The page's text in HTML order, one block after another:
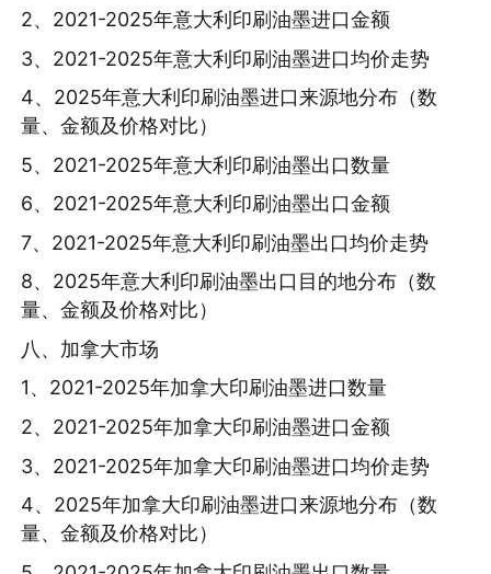
2、2021-2025年意大利印刷油墨进口金额
3、2021-2025年意大利印刷油墨进口均价走势
4、2025年意大利印刷油墨进口来源地分布（数
量、金额及价格对比）
5、2021-2025年意大利印刷油墨出口数量
6、2021-2025年意大利印刷油墨出口金额
7、2021-2025年意大利印刷油墨出口均价走势
8、2025年意大利印刷油墨出口目的地分布（数
量、金额及价格对比）
八、加拿大市场
1、2021-2025年加拿大印刷油墨进口数量
2、2021-2025年加拿大印刷油墨进口金额
3、2021-2025年加拿大印刷油墨进口均价走势
4、2025年加拿大印刷油墨进口来源地分布（数
量、金额及价格对比）